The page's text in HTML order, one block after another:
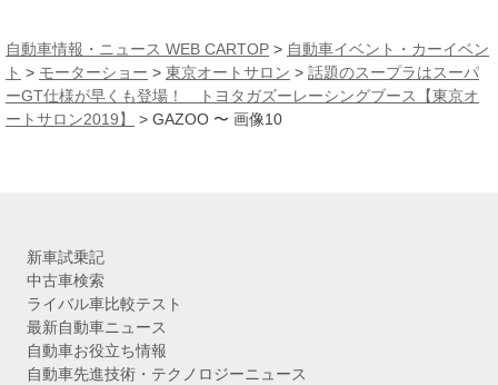
カ
イ
ブ
自動車情報・ニュース WEB CARTOP > 自動車イベント・カーイベン
ト > モーターショー > 東京オートサロン > 話題のスープラはスーパ
ーGT仕様が早くも登場！ トヨタガズーレーシングブース【東京オ
ートサロン2019】
> GAZOO 〜 画像10
新車試乗記
中古車検索
ライバル車比較テスト
最新自動車ニュース
自動車お役立ち情報
自動車先進技術・テクノロジーニュース